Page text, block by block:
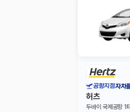
공항지점자차
허츠
두바이 국제공항 1